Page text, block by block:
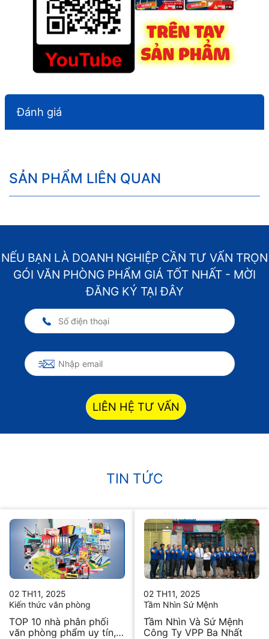
Đánh giá
SẢN PHẨM LIÊN QUAN
NẾU BẠN LÀ DOANH NGHIỆP CẦN TƯ VẤN TRỌN
GÓI VĂN PHÒNG PHẨM GIÁ TỐT NHẤT - MỜI
ĐĂNG KÝ TẠI ĐÂY
LIÊN HỆ TƯ VẤN
TIN TỨC
02 TH11, 2025
Kiến thức văn phòng
TOP 10 nhà phân phối
văn phòng phẩm uy tín,
02 TH11, 2025
Tầm Nhìn Sứ Mệnh
Tầm Nhìn Và Sứ Mệnh
Công Ty VPP Ba Nhất